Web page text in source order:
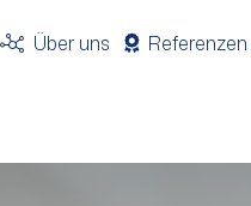
Über uns Referenzen